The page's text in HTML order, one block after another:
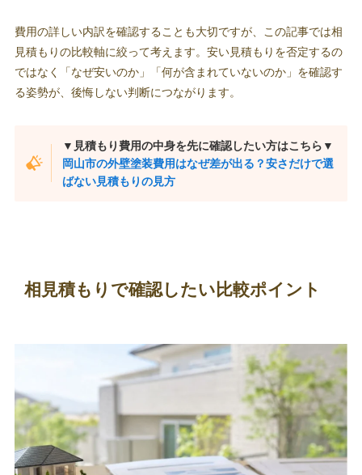
費用の詳しい内訳を確認することも大切ですが、この記事では相
見積もりの比較軸に絞って考えます。安い見積もりを否定するの
ではなく「なぜ安いのか」「何が含まれていないのか」を確認す
る姿勢が、後悔しない判断につながります。
▼見積もり費用の中身を先に確認したい方はこちら▼
岡山市の外壁塗装費用はなぜ差が出る？安さだけで選
ばない見積もりの見方
相見積もりで確認したい比較ポイント